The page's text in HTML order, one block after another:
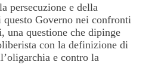
persecuzione e della
questo Governo nei confronti
una questione che dipinge
con la definizione di
e contro la